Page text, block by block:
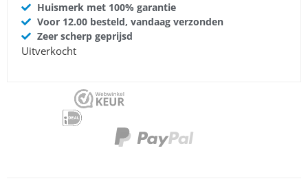
Huismerk met 100% garantie
Voor 12.00 besteld, vandaag verzonden
Zeer scherp geprijsd
Uitverkocht